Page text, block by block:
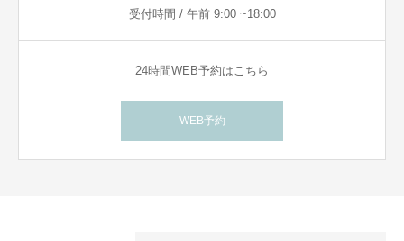
受付時間 / 午前 9:00 ~18:00
24時間WEB予約はこちら
WEB予約